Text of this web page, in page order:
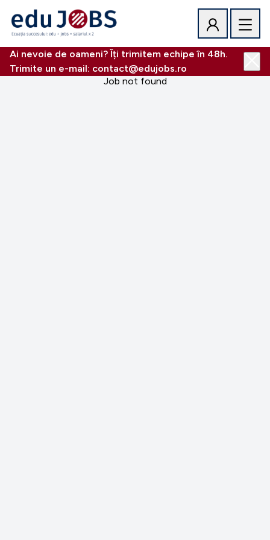
Ai nevoie de oameni? Îți trimitem echipe în 48h.
Trimite un e-mail: contact@edujobs.ro
Job not found